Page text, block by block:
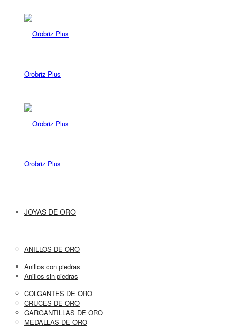
Orobriz Plus
Orobriz Plus
JOYAS DE ORO
ANILLOS DE ORO
Anillos con piedras
Anillos sin piedras
COLGANTES DE ORO
CRUCES DE ORO
GARGANTILLAS DE ORO
MEDALLAS DE ORO